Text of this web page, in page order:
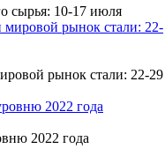
сырья: 10-17 июля
рынок стали: 22-29
2022 года